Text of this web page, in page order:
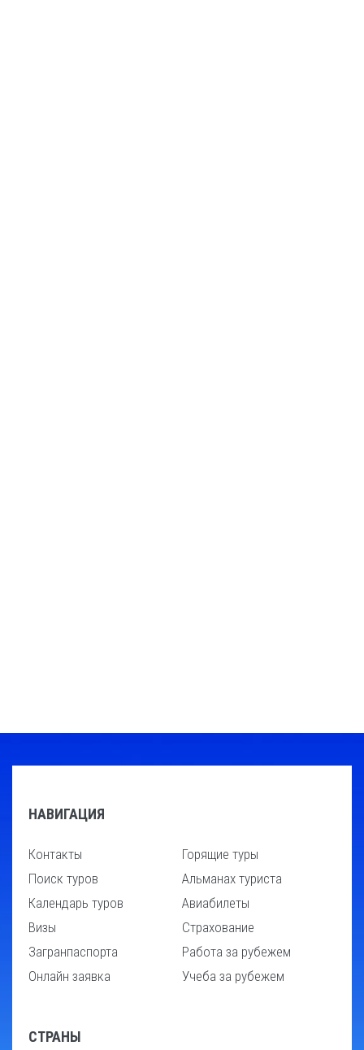
НАВИГАЦИЯ
Контакты
Поиск туров
Календарь туров
Визы
Загранпаспорта
Онлайн заявка
Горящие туры
Альманах туриста
Авиабилеты
Страхование
Работа за рубежем
Учеба за рубежем
СТРАНЫ